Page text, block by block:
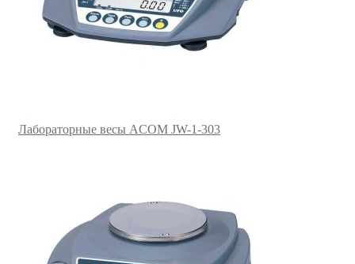
Лабораторные весы ACOM JW-1-303